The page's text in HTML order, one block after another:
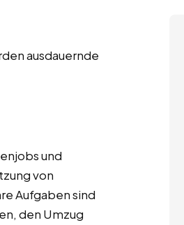
ausdauernde
und
von
Aufgaben sind
den Umzug